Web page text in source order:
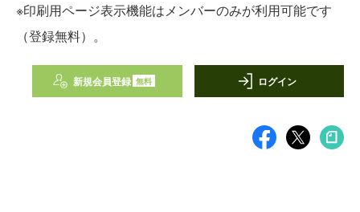
※印刷用ページ表示機能はメンバーのみが利用可能です
（登録無料）。
新規会員登録 無料 ログイン